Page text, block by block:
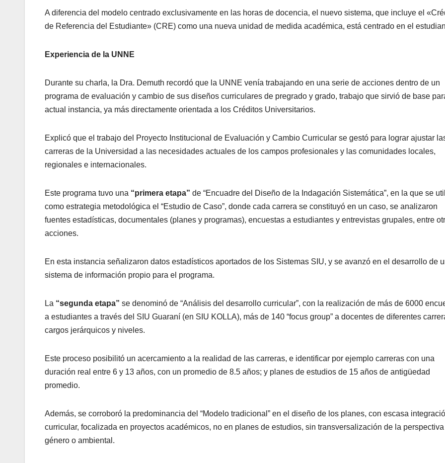
A diferencia del modelo centrado exclusivamente en las horas de docencia, el nuevo sistema, que incluye el
de Referencia del Estudiante» (CRE) como una nueva unidad de medida académica, está centrado en el
Experiencia de la UNNE
Durante su charla, la Dra. Demuth recordó que la UNNE venía trabajando en una serie de acciones dentro de un
programa de evaluación y cambio de sus diseños curriculares de pregrado y grado, trabajo que sirvió de base
actual instancia, ya más directamente orientada a los Créditos Universitarios.
Explicó que el trabajo del Proyecto Institucional de Evaluación y Cambio Curricular se gestó para lograr ajustar
carreras de la Universidad a las necesidades actuales de los campos profesionales y las comunidades locales,
regionales e internacionales.
Este programa tuvo una “primera etapa” de “Encuadre del Diseño de la Indagación Sistemática”, en la que se
como estrategia metodológica el “Estudio de Caso”, donde cada carrera se constituyó en un caso, se analizaron
fuentes estadísticas, documentales (planes y programas), encuestas a estudiantes y entrevistas grupales, entre
acciones.
En esta instancia señalizaron datos estadísticos aportados de los Sistemas SIU, y se avanzó en el desarrollo de
sistema de información propio para el programa.
La “segunda etapa” se denominó de “Análisis del desarrollo curricular”, con la realización de más de 6000
a estudiantes a través del SIU Guaraní (en SIU KOLLA), más de 140 “focus group” a docentes de diferentes
cargos jerárquicos y niveles.
Este proceso posibilitó un acercamiento a la realidad de las carreras, e identificar por ejemplo carreras con una
duración real entre 6 y 13 años, con un promedio de 8.5 años; y planes de estudios de 15 años de antigüedad
promedio.
Además, se corroboró la predominancia del “Modelo tradicional” en el diseño de los planes, con escasa
curricular, focalizada en proyectos académicos, no en planes de estudios, sin transversalización de la
género o ambiental.